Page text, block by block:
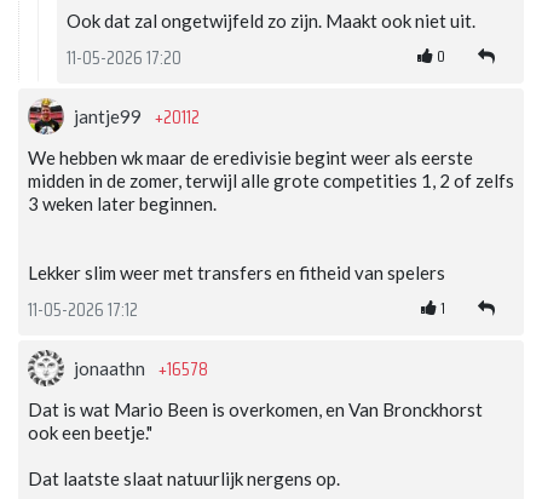
Ook dat zal ongetwijfeld zo zijn. Maakt ook niet uit.
11-05-2026 17:20 0
jantje99 +20112
We hebben wk maar de eredivisie begint weer als eerste
midden in de zomer, terwijl alle grote competities 1, 2 of zelfs
3 weken later beginnen.
Lekker slim weer met transfers en fitheid van spelers
11-05-2026 17:12 1
jonaathn +16578
Dat is wat Mario Been is overkomen, en Van Bronckhorst
ook een beetje."
Dat laatste slaat natuurlijk nergens op.